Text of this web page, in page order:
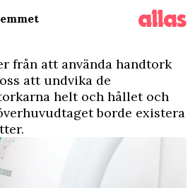
från att använda handtork
att undvika de
helt och hållet och
borde existera